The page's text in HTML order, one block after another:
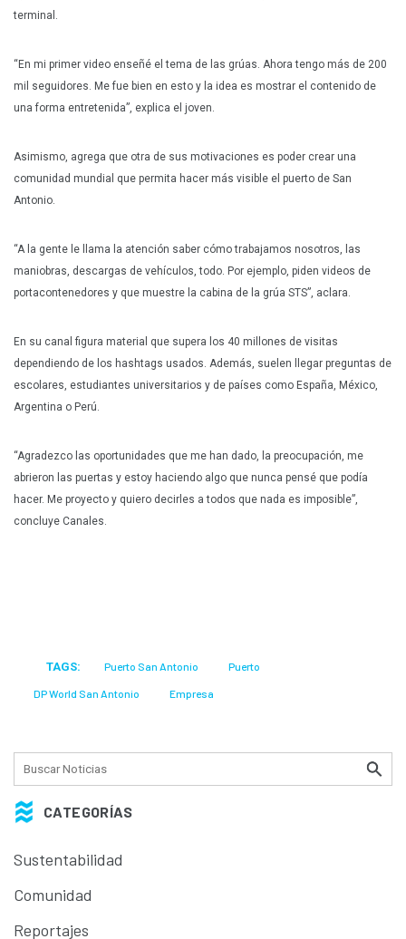
CATEGORÍAS
Sustentabilidad
Comunidad
Reportajes
terminal.
“En mi primer video enseñé el tema de las grúas. Ahora tengo más de 200
mil seguidores. Me fue bien en esto y la idea es mostrar el contenido de
una forma entretenida”, explica el joven.
Asimismo, agrega que otra de sus motivaciones es poder crear una
comunidad mundial que permita hacer más visible el puerto de San
Antonio.
“A la gente le llama la atención saber cómo trabajamos nosotros, las
maniobras, descargas de vehículos, todo. Por ejemplo, piden videos de
portacontenedores y que muestre la cabina de la grúa STS”, aclara.
En su canal figura material que supera los 40 millones de visitas
dependiendo de los hashtags usados. Además, suelen llegar preguntas de
escolares, estudiantes universitarios y de países como España, México,
Argentina o Perú.
“Agradezco las oportunidades que me han dado, la preocupación, me
abrieron las puertas y estoy haciendo algo que nunca pensé que podía
hacer. Me proyecto y quiero decirles a todos que nada es imposible”,
concluye Canales.
TAGS: Puerto San Antonio Puerto
DP World San Antonio Empresa